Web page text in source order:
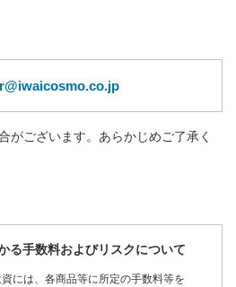
がございます。あらかじめご了承く
る手数料およびリスクについて
には、各商品等に所定の手数料等を